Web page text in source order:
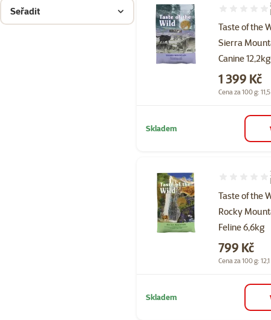
Seřadit
Taste of the
Sierra
Canine 12,2kg
Hodnocení
Cena
1 399 Kč
Cena za 100 g:
Skladem
Taste of the
Rocky
Feline 6,6kg
Hodnocení
Cena
799 Kč
Cena za 100 g:
Skladem